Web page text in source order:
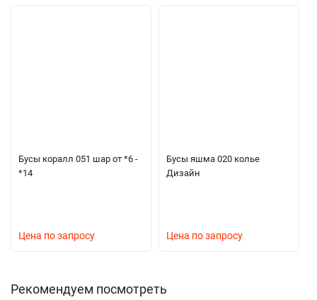
Бусы коралл 051 шар от *6 -
*14
Цена по запросу
Бусы яшма 020 колье
Дизайн
Цена по запросу
Рекомендуем посмотреть